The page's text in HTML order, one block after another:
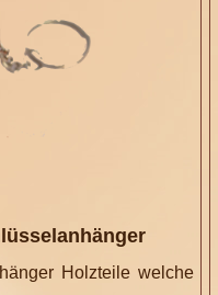
Holzteile welche